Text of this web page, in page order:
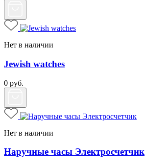
Нет в наличии
Jewish watches
0 руб.
Нет в наличии
Наручные часы Электросчетчик